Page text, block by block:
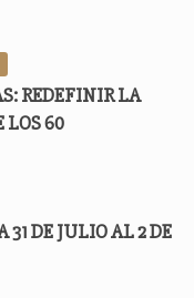
REDEFINIR LA
LOS 60
31 DE JULIO AL 2 DE